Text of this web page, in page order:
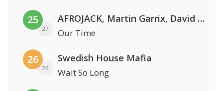
25
27
AFROJACK, Martin Garrix, David Guetta & Amél
Our Time
26
26
Swedish House Mafia
Wait So Long